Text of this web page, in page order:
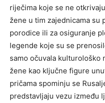
riječima koje se ne
žene u tim zajednicama su
porodice ili za osiguranje
legende koje su se
samo očuvala kulturološko
žene kao ključne figure
pričama spominju se
predstavljaju vezu između